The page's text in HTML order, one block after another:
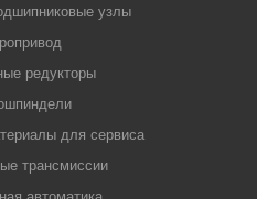
узлы
редукторы
для сервиса
трансмиссии